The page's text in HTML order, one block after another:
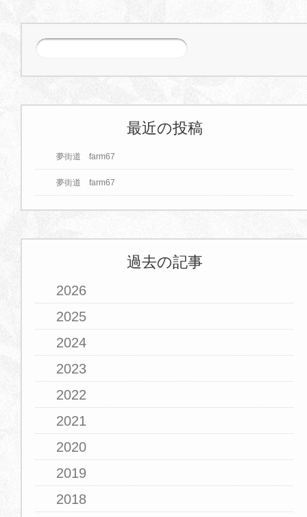
最近の投稿
夢街道 farm67
夢街道 farm67
過去の記事
2026
2025
2024
2023
2022
2021
2020
2019
2018